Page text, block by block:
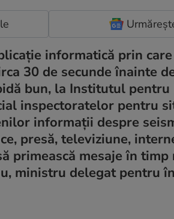
informatică prin
30 de secunde înainte
bun, la Institutul pentru
inspectoratelor pentru
informaţii despre
presă, televiziune,
primească mesaje în
ministru delegat pentru